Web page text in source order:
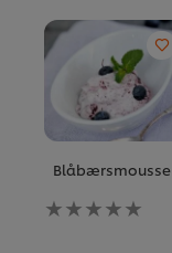
Blåbærsmousse
Ingen
vurderinger